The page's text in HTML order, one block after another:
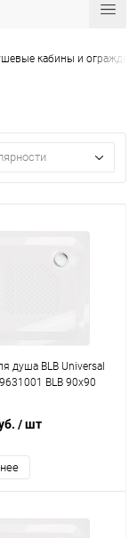
кабины и
душа BLB Universal
BLB 90х90
/ шт